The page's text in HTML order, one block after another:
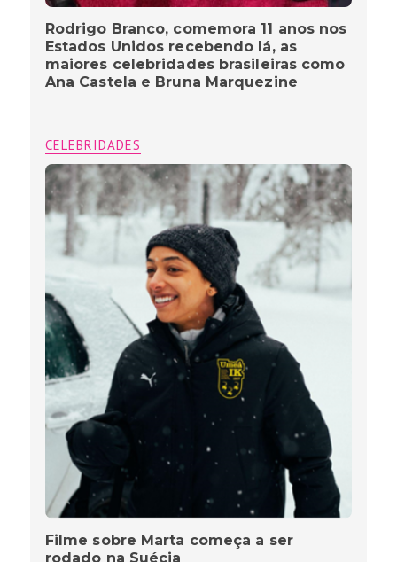
Rodrigo Branco, comemora 11 anos nos
Estados Unidos recebendo lá, as
maiores celebridades brasileiras como
Ana Castela e Bruna Marquezine
CELEBRIDADES
Filme sobre Marta começa a ser
rodado na Suécia